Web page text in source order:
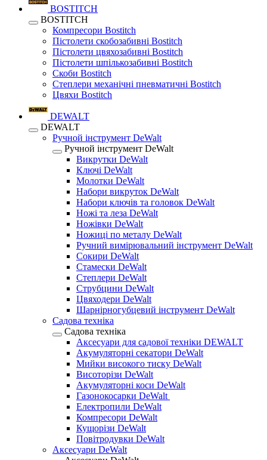
BOSTITCH
BOSTITCH
Компресори Bostitch
Пістолети скобозабивні Bostitch
Пістолети цвяхозабивні Bostitch
Пістолети шпількозабивні Bostitch
Скоби Bostitch
Степлери механічні пневматичні Bostitch
Цвяхи Bostitch
DEWALT
DEWALT
Ручной інструмент DeWalt
Ручной інструмент DeWalt
Викрутки DeWalt
Ключі DeWalt
Молотки DeWalt
Набори викруток DeWalt
Набори ключів та головок DeWalt
Ножі та леза DeWalt
Ножівки DeWalt
Ножиці по металу DeWalt
Ручний вимірювальний інструмент DeWalt
Сокири DeWalt
Стамески DeWalt
Степлери DeWalt
Струбцини DeWalt
Цвяходери DeWalt
Шарнірногубцевий інструмент DeWalt
Садова техніка
Садова техніка
Аксесуари для садової техніки DEWALT
Акумуляторні секатори DeWalt
Мийки високого тиску DeWalt
Висоторізи DeWalt
Акумуляторні коси DeWalt
Газонокосарки DeWalt
Електропили DeWalt
Компресори DeWalt
Кущорізи DeWalt
Повітродувки DeWalt
Аксесуари DeWalt